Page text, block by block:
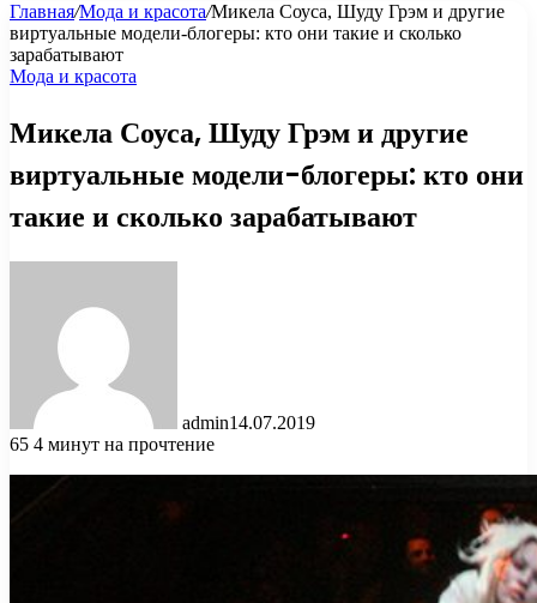
Главная/Мода и красота/Микела Соуса, Шуду Грэм и другие
виртуальные модели-блогеры: кто они такие и сколько
зарабатывают
Мода и красота
Микела Соуса, Шуду Грэм и другие
виртуальные модели-блогеры: кто они
такие и сколько зарабатывают
admin14.07.2019
65 4 минут на прочтение